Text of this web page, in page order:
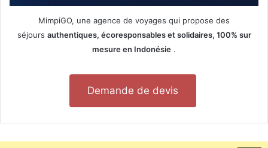
MimpiGO, une agence de voyages qui propose des
séjours authentiques, écoresponsables et solidaires, 100% sur
mesure en Indonésie .
Demande de devis